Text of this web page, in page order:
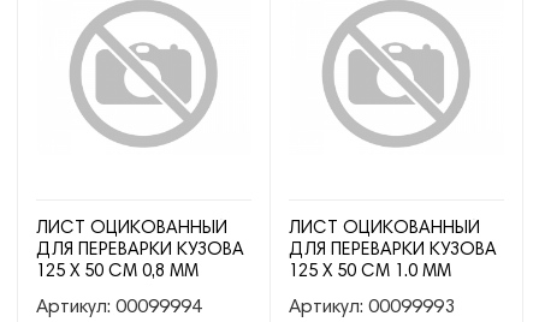
ЛИСТ ОЦИКОВАННЫЙ
ДЛЯ ПЕРЕВАРКИ КУЗОВА
125 Х 50 СМ 0,8 ММ
Артикул: 00099994
ЛИСТ ОЦИКОВАННЫЙ
ДЛЯ ПЕРЕВАРКИ КУЗОВА
125 Х 50 СМ 1.0 ММ
Артикул: 00099993